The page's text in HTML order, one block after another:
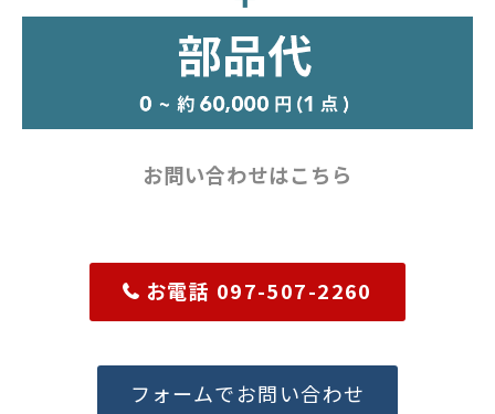
お問い合わせはこちら
お電話 097-507-2260
フォームでお問い合わせ